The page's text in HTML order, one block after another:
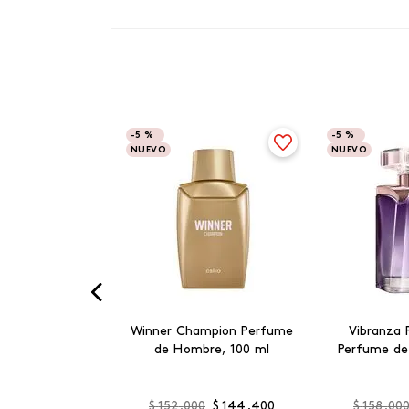
-5 %
NUEVO
Winner Champion Perfume
de Hombre, 100 ml
-5 %
NUEVO
Vibranza
Perfume